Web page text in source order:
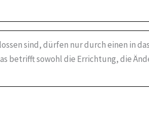
sind, dürfen nur durch einen in das
betrifft sowohl die Errichtung, die